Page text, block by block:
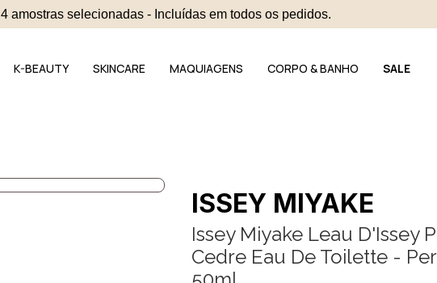
4 amostras selecionadas - Incluídas em todos os pedidos.
K-BEAUTY SKINCARE MAQUIAGENS CORPO & BANHO SALE
ISSEY MIYAKE
Issey Miyake Leau D'Issey
Cedre Eau De Toilette -